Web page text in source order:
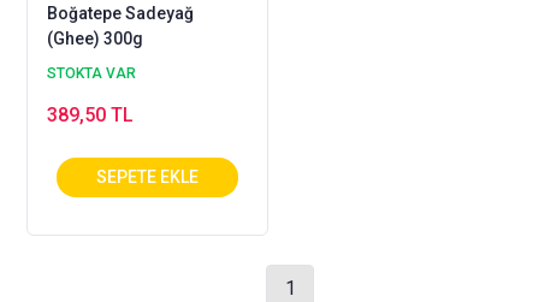
Boğatepe Sadeyağ
(Ghee) 300g
STOKTA VAR
389,50 TL
1